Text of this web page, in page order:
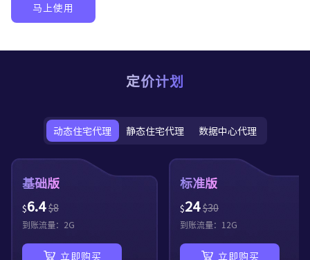
马上使用
定价计划
动态住宅代理 静态住宅代理 数据中心代理
基础版
$6.4 $8
到账流量： 2G
立即购买
标准版
$24 $30
到账流量： 12G
立即购买